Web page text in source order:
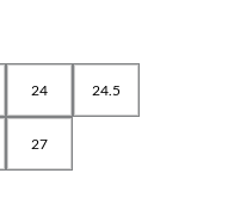
24 24.5
27